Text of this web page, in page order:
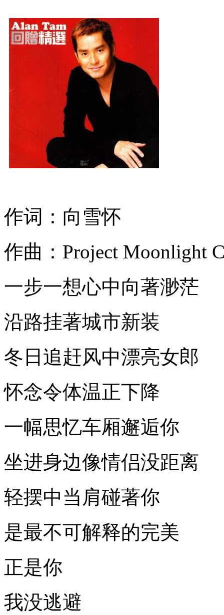
作词：向雪怀
作曲：Project Moonlight
一步一想心中向著渺茫
沿路挂著城市新装
冬日追赶风中漂亮女郎
怀念令体温正下降
一幅思忆车厢邂逅你
坐进身边像情侣没距离
轻摆中当肩碰著你
是最不可解释的完美
正是你
我没逃避